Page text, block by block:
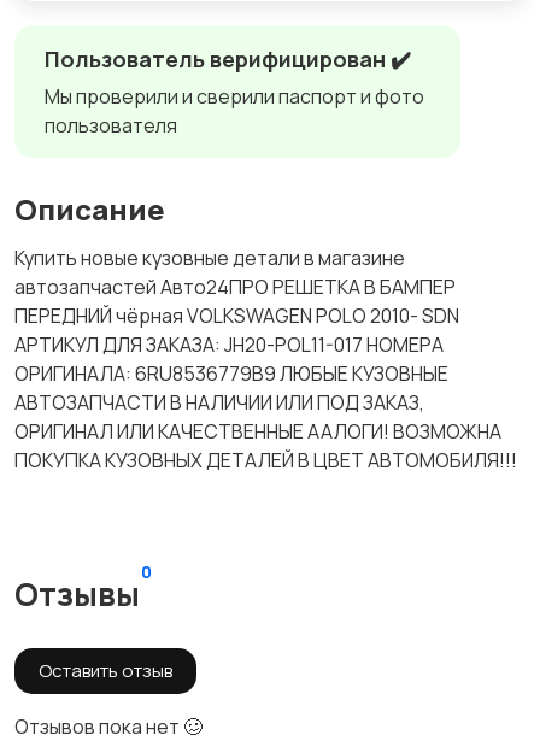
Пользователь верифицирован ✔️
Мы проверили и сверили паспорт и фото
пользователя
Описание
Купить новые кузовные детали в магазине
автозапчастей Авто24ПРО РЕШЕТКА В БАМПЕР
ПЕРЕДНИЙ чёрная VOLKSWAGEN POLO 2010- SDN
АРТИКУЛ ДЛЯ ЗАКАЗА: JH20-POL11-017 НОМЕРА
ОРИГИНАЛА: 6RU8536779B9 ЛЮБЫЕ КУЗОВНЫЕ
АВТОЗАПЧАСТИ В НАЛИЧИИ ИЛИ ПОД ЗАКАЗ,
ОРИГИНАЛ ИЛИ КАЧЕСТВЕННЫЕ ААЛОГИ! ВОЗМОЖНА
ПОКУПКА КУЗОВНЫХ ДЕТАЛЕЙ В ЦВЕТ АВТОМОБИЛЯ!!!
Отзывы
0
Оставить отзыв
Отзывов пока нет 🥴